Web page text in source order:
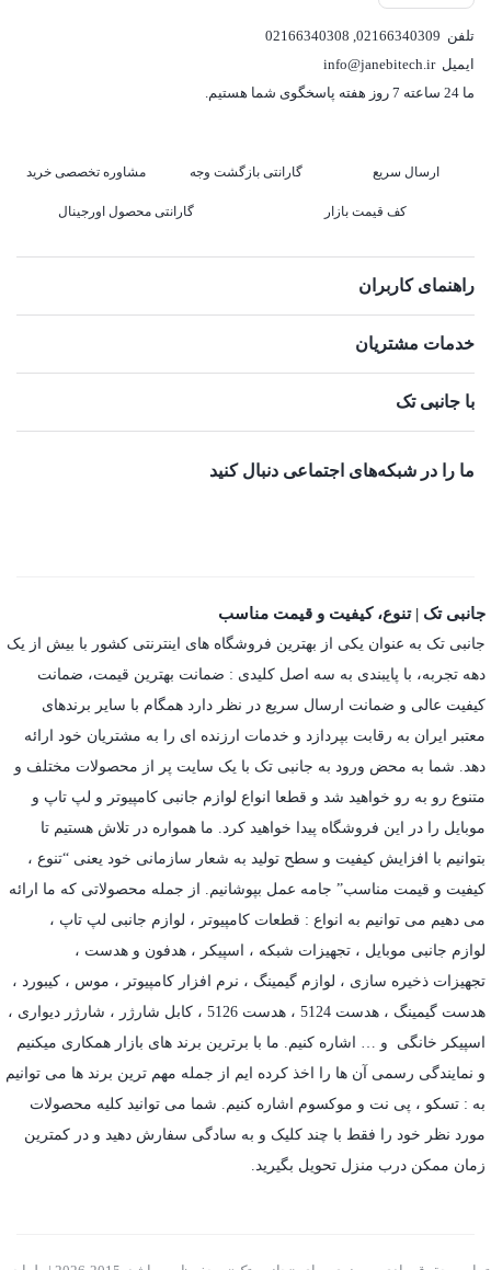
تلفن 02166340309
,
02166340308
ایمیلinfo@janebitech.ir
ما 24 ساعته 7 روز هفته پاسخگوی شما هستیم.
ارسال سریع گارانتی بازگشت وجه مشاوره تخصصی خرید
کف قیمت بازار گارانتی محصول اورجینال
راهنمای کاربران
خدمات مشتریان
با جانبی تک
ما را در شبکه‌های اجتماعی دنبال کنید
جانبی تک | تنوع، کیفیت و قیمت مناسب
جانبی تک به عنوان یکی از بهترین فروشگاه های اینترنتی کشور با بیش از یک
دهه تجربه، با پایبندی به سه اصل کلیدی : ضمانت بهترین قیمت، ضمانت
کیفیت عالی و ضمانت ارسال سریع در نظر دارد همگام با سایر برندهای
معتبر ایران به رقابت بپردازد و خدمات ارزنده ای را به مشتریان خود ارائه
دهد. شما به محض ورود به جانبی تک با یک سایت پر از محصولات مختلف و
متنوع رو به رو خواهید شد و قطعا انواع لوازم جانبی کامپیوتر و لپ تاپ و
موبایل را در این فروشگاه پیدا خواهید کرد. ما همواره در تلاش هستیم تا
بتوانیم با افزایش کیفیت و سطح تولید به شعار سازمانی خود یعنی “تنوع ،
کیفیت و قیمت مناسب” جامه عمل بپوشانیم. از جمله محصولاتی که ما ارائه
می دهیم می توانیم به انواع : قطعات کامپیوتر ، لوازم جانبی لپ تاپ ،
لوازم جانبی موبایل ، تجهیزات شبکه ، اسپیکر ، هدفون و هدست ،
تجهیزات ذخیره سازی ، لوازم گیمینگ ، نرم افزار کامپیوتر ، موس ، کیبورد ،
هدست گیمینگ ، هدست 5124 ، هدست 5126 ، کابل شارژر ، شارژر دیواری ،
اسپیکر خانگی و … اشاره کنیم. ما با برترین برند های بازار همکاری میکنیم
و نمایندگی رسمی آن ها را اخذ کرده ایم از جمله مهم ترین برند ها می توانیم
به : تسکو ، پی نت و موکسوم اشاره کنیم. شما می توانید کلیه محصولات
مورد نظر خود را فقط با چند کلیک و به سادگی سفارش دهید و در کمترین
زمان ممکن درب منزل تحویل بگیرید.